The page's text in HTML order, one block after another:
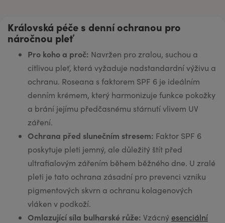
Královská péče s denní ochranou pro
náročnou pleť
Pro koho a proč: Navržen pro zralou, suchou a
citlivou pleť, která vyžaduje nadstandardní výživu a
ochranu. Roseana s faktorem SPF 6 je ideálním
denním krémem, který harmonizuje funkce pokožky
a brání jejímu předčasnému stárnutí vlivem UV
záření.
Ochrana před slunečním stresem: Faktor SPF 6
poskytuje pleti jemný, ale důležitý štít před
ultrafialovým zářením během běžného dne. U zralé
pleti je tato ochrana zásadní pro prevenci vzniku
pigmentových skvrn a ochranu kolagenových
vláken v podkoží.
Omlazující síla bulharské růže: Vzácný esenciální